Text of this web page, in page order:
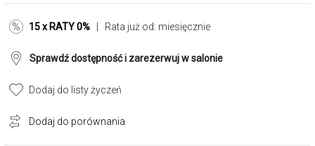
15 x RATY 0% | Rata już od: miesięcznie
Sprawdź dostępność i zarezerwuj w salonie
Dodaj do listy życzeń
Dodaj do porównania